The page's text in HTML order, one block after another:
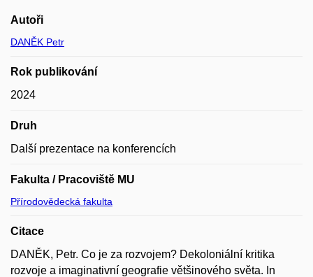
Autoři
DANĚK Petr
Rok publikování
2024
Druh
Další prezentace na konferencích
Fakulta / Pracoviště MU
Přírodovědecká fakulta
Citace
DANĚK, Petr. Co je za rozvojem? Dekoloniální kritika
rozvoje a imaginativní geografie většinového světa. In